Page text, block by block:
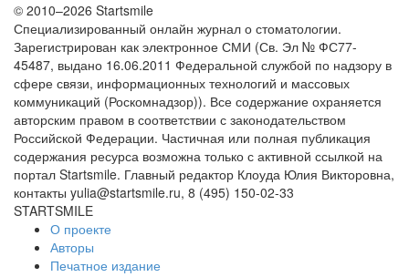
© 2010–2026 Startsmile
Специализированный онлайн журнал о стоматологии.
Зарегистрирован как электронное СМИ (Св. Эл № ФС77-
45487, выдано 16.06.2011 Федеральной службой по надзору в
сфере связи, информационных технологий и массовых
коммуникаций (Роскомнадзор)). Все содержание охраняется
авторским правом в соответствии с законодательством
Российской Федерации. Частичная или полная публикация
содержания ресурса возможна только с активной ссылкой на
портал Startsmile. Главный редактор Клоуда Юлия Викторовна,
контакты yulia@startsmile.ru, 8 (495) 150-02-33
STARTSMILE
О проекте
Авторы
Печатное издание